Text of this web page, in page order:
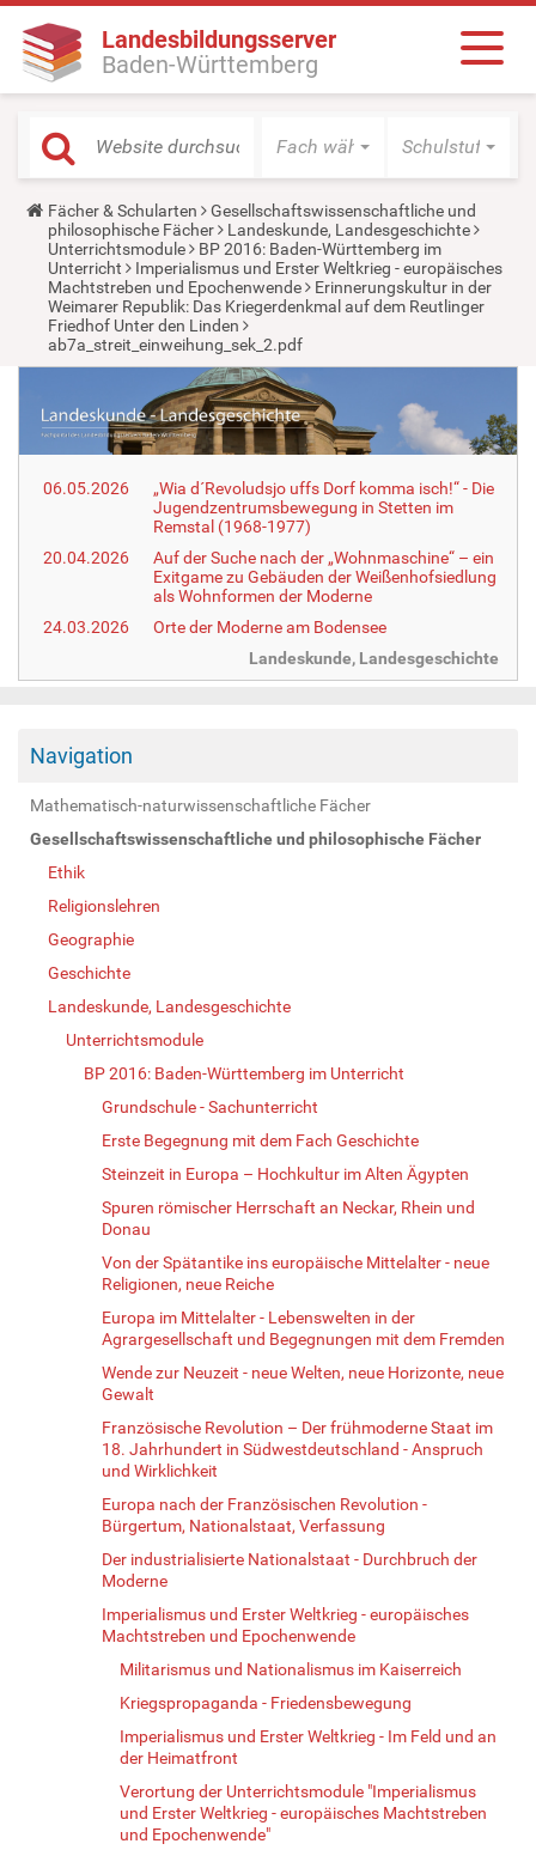
Landesbildungsserver
Baden-Württemberg
Fach wählen Schulstufe
Y
o
u
a
r
e
h
e
r
Fächer & Schularten
Gesellschaftswissenschaftliche und
philosophische Fächer
Landeskunde, Landesgeschichte
Unterrichtsmodule
BP 2016: Baden-Württemberg im
Unterricht
Imperialismus und Erster Weltkrieg - europäisches
Machtstreben und Epochenwende
Erinnerungskultur in der
Weimarer Republik: Das Kriegerdenkmal auf dem Reutlinger
Friedhof Unter den Linden
ab7a_streit_einweihung_sek_2.pdf
06.05.2026
„Wia d´Revoludsjo uffs Dorf komma isch!“ - Die
Jugendzentrumsbewegung in Stetten im
Remstal (1968-1977)
20.04.2026
Auf der Suche nach der „Wohnmaschine“ – ein
Exitgame zu Gebäuden der Weißenhofsiedlung
als Wohnformen der Moderne
24.03.2026
Orte der Moderne am Bodensee
Landeskunde, Landesgeschichte
Navigation
Mathematisch-naturwissenschaftliche Fächer
Gesellschaftswissenschaftliche und philosophische Fächer
Ethik
Religionslehren
Geographie
Geschichte
Landeskunde, Landesgeschichte
Unterrichtsmodule
BP 2016: Baden-Württemberg im Unterricht
Grundschule - Sachunterricht
Erste Begegnung mit dem Fach Geschichte
Steinzeit in Europa – Hochkultur im Alten Ägypten
Spuren römischer Herrschaft an Neckar, Rhein und
Donau
Von der Spätantike ins europäische Mittelalter - neue
Religionen, neue Reiche
Europa im Mittelalter - Lebenswelten in der
Agrargesellschaft und Begegnungen mit dem Fremden
Wende zur Neuzeit - neue Welten, neue Horizonte, neue
Gewalt
Französische Revolution – Der frühmoderne Staat im
18. Jahrhundert in Südwestdeutschland - Anspruch
und Wirklichkeit
Europa nach der Französischen Revolution -
Bürgertum, Nationalstaat, Verfassung
Der industrialisierte Nationalstaat - Durchbruch der
Moderne
Imperialismus und Erster Weltkrieg - europäisches
Machtstreben und Epochenwende
Militarismus und Nationalismus im Kaiserreich
Kriegspropaganda - Friedensbewegung
Imperialismus und Erster Weltkrieg - Im Feld und an
der Heimatfront
Verortung der Unterrichtsmodule "Imperialismus
und Erster Weltkrieg - europäisches Machtstreben
und Epochenwende"